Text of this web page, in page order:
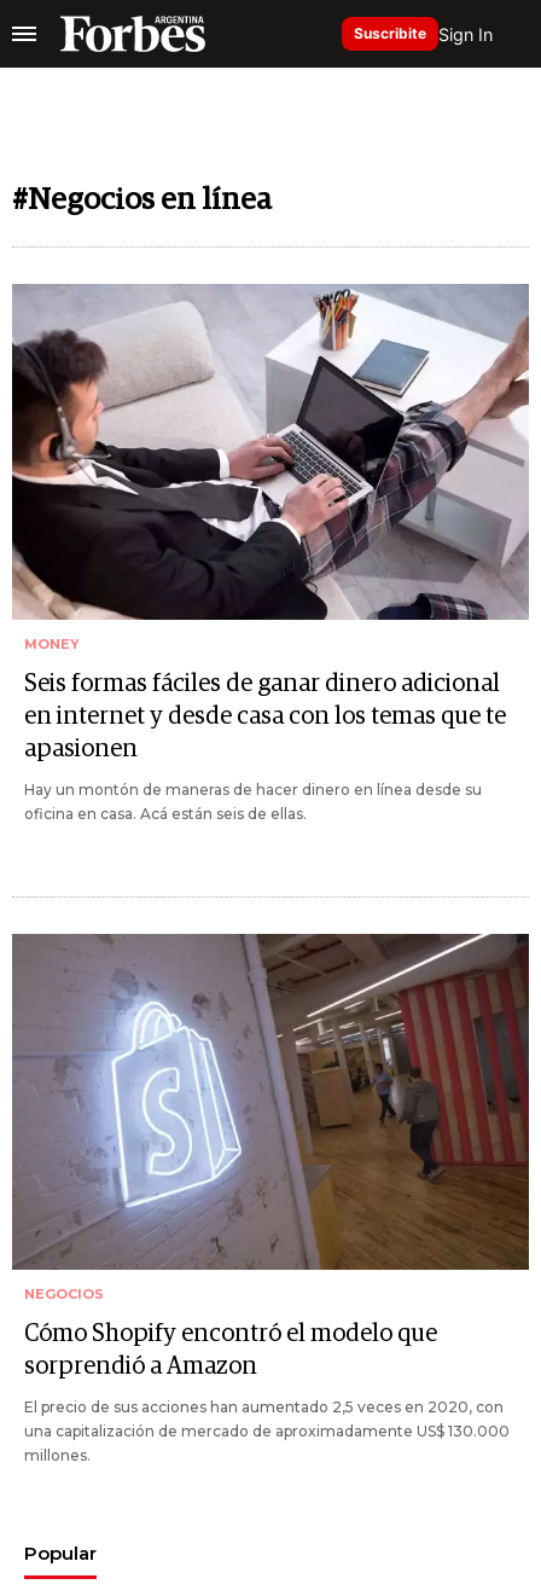
Suscribite Sign In
#Negocios en línea
MONEY
Seis formas fáciles de ganar dinero adicional
en internet y desde casa con los temas que te
apasionen
Hay un montón de maneras de hacer dinero en línea desde su
oficina en casa. Acá están seis de ellas.
NEGOCIOS
Cómo Shopify encontró el modelo que
sorprendió a Amazon
El precio de sus acciones han aumentado 2,5 veces en 2020, con
una capitalización de mercado de aproximadamente US$ 130.000
millones.
Popular